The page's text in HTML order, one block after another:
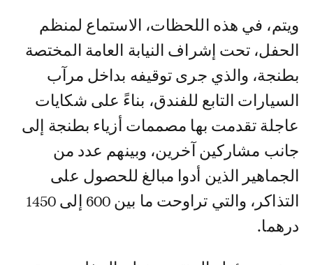
ويتم، في هذه اللحظات، الاستماع لمنظم
الحفل، تحت إشراف النيابة العامة المختصة
بطنجة، والذي جرى توقيفه بداخل مرآب
السيارات التابع للفندق، بناءً على شكايات
عاجلة تقدمت بها مصممات أزياء بطنجة إلى
جانب مشاركين آخرين، وبينهم عدد من
الجماهير الذين أدوا مبالغ للحصول على
التذاكر، والتي تراوحت ما بين 600 إلى 1450
درهما.